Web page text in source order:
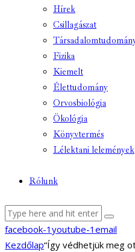
Hírek
Csillagászat
Fizika
Kiemelt
Élettudomány
Orvosbiológia
Ökológia
Könyvtermés
Lélektani lelemények
Rólunk
facebook-1 youtube-1 email
Kezdőlap“Így védhetjük meg